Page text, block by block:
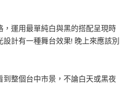
，運用最單純白與黑的搭配呈現時
計有一種舞台效果! 晚上來應該別
到整個台中市景，不論白天或黑夜